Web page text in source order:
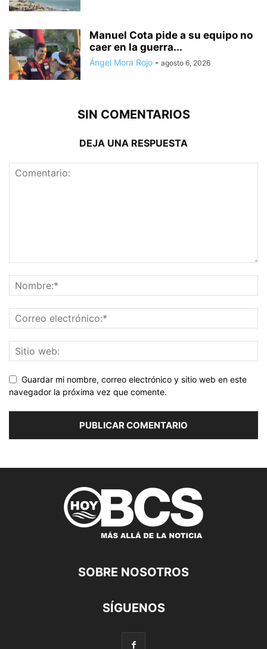
Manuel Cota pide a su equipo no
caer en la guerra...
Ángel Mora Rojo - agosto 6, 2026
SIN COMENTARIOS
DEJA UNA RESPUESTA
Guardar mi nombre, correo electrónico y sitio web en este
navegador la próxima vez que comente.
SOBRE NOSOTROS
SÍGUENOS